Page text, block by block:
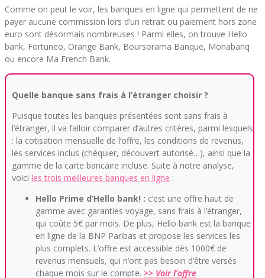
Comme on peut le voir, les banques en ligne qui permettent de ne
payer aucune commission lors d’un retrait ou paiement hors zone
euro sont désormais nombreuses ! Parmi elles, on trouve Hello
bank, Fortuneo, Orange Bank, Boursorama Banque, Monabanq
ou encore Ma French Bank.
Quelle banque sans frais à l’étranger choisir ?
Puisque toutes les banques présentées sont sans frais à
l’étranger, il va falloir comparer d’autres critères, parmi lesquels
: la cotisation mensuelle de l’offre, les conditions de revenus,
les services inclus (chéquier, découvert autorisé…), ainsi que la
gamme de la carte bancaire incluse. Suite à notre analyse,
voici les trois meilleures banques en ligne :
Hello Prime d’Hello bank! : c’est une offre haut de
gamme avec garanties voyage, sans frais à l’étranger,
qui coûte 5€ par mois. De plus, Hello bank est la banque
en ligne de la BNP Paribas et propose les services les
plus complets. L’offre est accessible dès 1000€ de
revenus mensuels, qui n’ont pas besoin d’être versés
chaque mois sur le compte. >> Voir l’offre